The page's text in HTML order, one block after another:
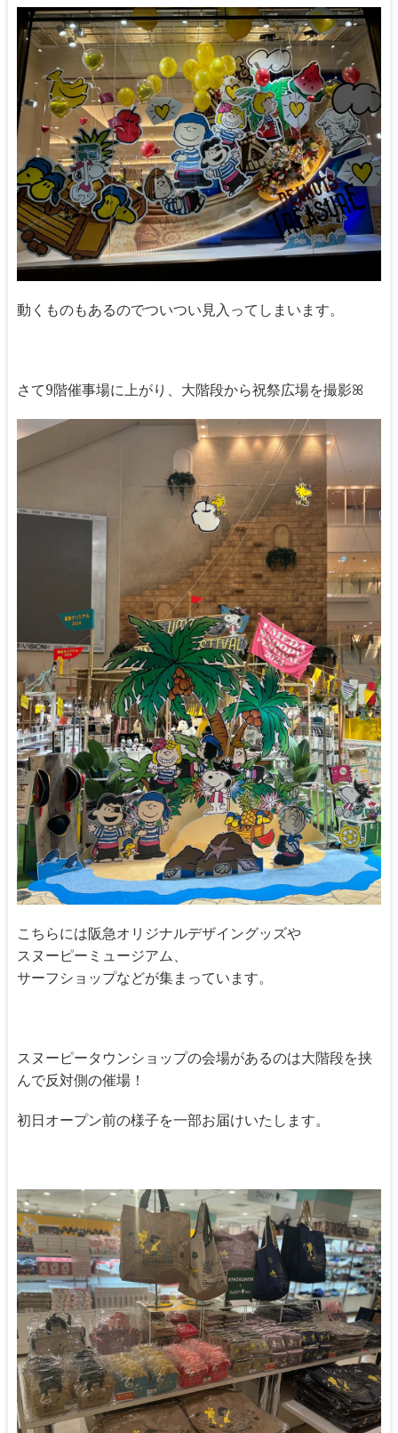
動くものもあるのでついつい見入ってしまいます。
さて9階催事場に上がり、大階段から祝祭広場を撮影ꕤ
こちらには阪急オリジナルデザイングッズや
スヌーピーミュージアム、
サーフショップなどが集まっています。
スヌーピータウンショップの会場があるのは大階段を挟
んで反対側の催場！
初日オープン前の様子を一部お届けいたします。